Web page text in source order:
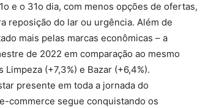
e o 31o dia, com menos opções de ofertas,
reposição do lar ou urgência. Além de
mais pelas marcas econômicas – a
de 2022 em comparação ao mesmo
(+7,3%) e Bazar (+6,4%).
presente em toda a jornada do
commerce segue conquistando os